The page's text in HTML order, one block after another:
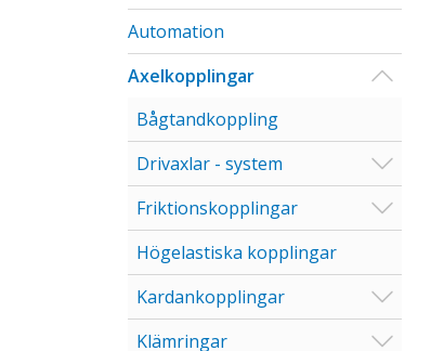
Automation
Axelkopplingar
Visa/
Bågtandkoppling
Drivaxlar - system
Visa/
Friktionskopplingar
Visa/
Högelastiska kopplingar
Kardankopplingar
Visa/
Klämringar
Visa/